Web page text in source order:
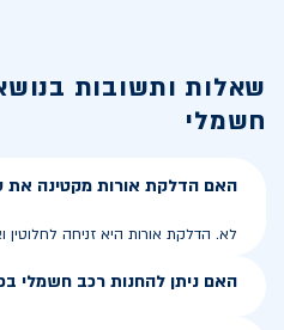
שאלות ותשובות
חשמלי
האם הדלקת אורות מקטינה את
לא. הדלקת אורות היא זניחה לחלוטין
האם ניתן להחנות רכב חשמלי